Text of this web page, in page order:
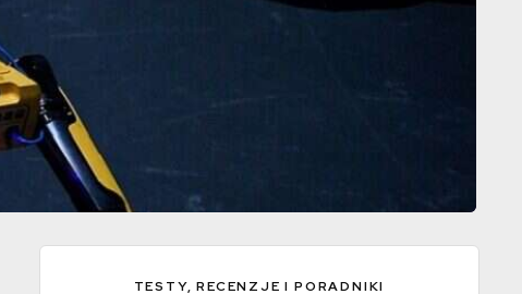
TESTY, RECENZJE I PORADNIKI